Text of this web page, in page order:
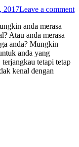
2017Leave a comment
anda merasa
Atau anda merasa
anda? Mungkin
anda yang
tetapi tetap
kenal dengan